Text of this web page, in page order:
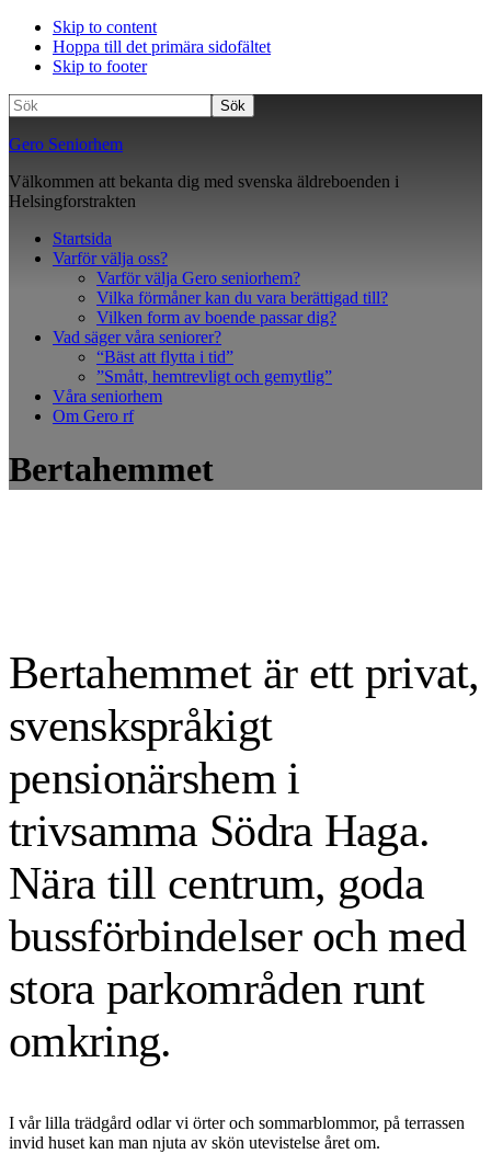
Skip to content
Hoppa till det primära sidofältet
Skip to footer
Sök
Gero Seniorhem
Välkommen att bekanta dig med svenska äldreboenden i
Helsingforstrakten
Startsida
Varför välja oss?
Varför välja Gero seniorhem?
Vilka förmåner kan du vara berättigad till?
Vilken form av boende passar dig?
Vad säger våra seniorer?
“Bäst att flytta i tid”
”Smått, hemtrevligt och gemytlig”
Våra seniorhem
Om Gero rf
Bertahemmet
Bertahemmet är ett privat,
svenskspråkigt
pensionärshem i
trivsamma Södra Haga.
Nära till centrum, goda
bussförbindelser och med
stora parkområden runt
omkring.
I vår lilla trädgård odlar vi örter och sommarblommor, på terrassen
invid huset kan man njuta av skön utevistelse året om.